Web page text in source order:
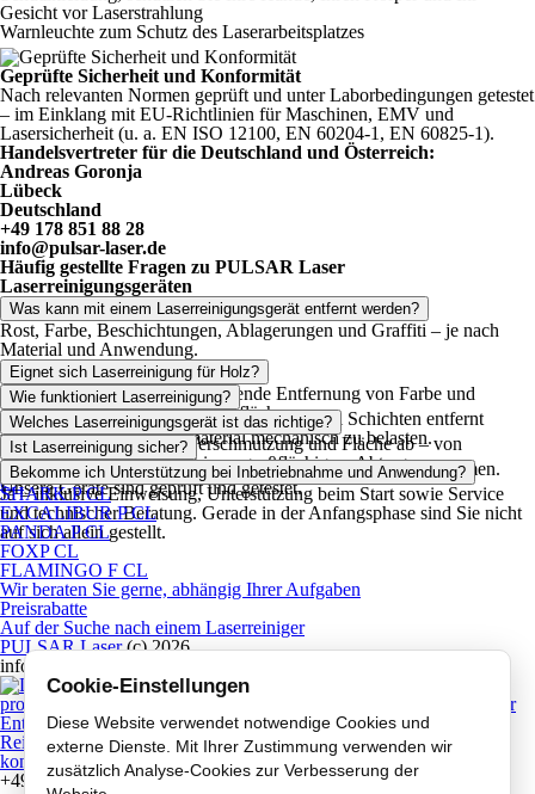
Gesicht vor Laserstrahlung
Warnleuchte zum Schutz des Laserarbeitsplatzes
Geprüfte Sicherheit und Konformität
Nach relevanten Normen geprüft und unter Laborbedingungen getestet
– im Einklang mit EU-Richtlinien für Maschinen, EMV und
Lasersicherheit (u. a. EN ISO 12100, EN 60204-1, EN 60825-1).
Handelsvertreter für die Deutschland und Österreich:
Andreas Goronja
Lübeck
Deutschland
+49 178 851 88 28
info@pulsar-laser.de
Häufig gestellte Fragen zu PULSAR Laser
Laserreinigungsgeräten
Was kann mit einem Laserreinigungsgerät entfernt werden?
Rost, Farbe, Beschichtungen, Ablagerungen und Graffiti – je nach
Material und Anwendung.
Eignet sich Laserreinigung für Holz?
Ja – insbesondere für die schonende Entfernung von Farbe und
Verschmutzungen auf Holzoberflächen.
Wie funktioniert Laserreinigung?
Die Oberfläche wird gezielt bearbeitet, wobei Schichten entfernt
werden, ohne das Grundmaterial mechanisch zu belasten.
Welches Laserreinigungsgerät ist das richtige?
Das hängt von Material, Verschmutzung und Fläche ab – von
einfachen Anwendungen bis zu großflächigem Abtrag.
👉
Ist Laserreinigung sicher?
Ja – bei korrekter Anwendung und geeigneten Schutzmaßnahmen.
Unsere Geräte sind geprüft und getestet.
Bekomme ich Unterstützung bei Inbetriebnahme und Anwendung?
Ja – inklusive Einweisung, Unterstützung beim Start sowie Service
und technischer Beratung. Gerade in der Anfangsphase sind Sie nicht
auf sich allein gestellt.
SHARK P CL
EXCALIBUR P CL
PANDA P CL
FOXP CL
FLAMINGO F CL
Wir beraten Sie gerne, abhängig Ihrer Aufgaben
Preisrabatte
Auf der Suche nach einem Laserreiniger
PULSAR Laser(c) 2026
info@pulsar-laser.de
+49 178 851 88 28
Cookie-Einstellungen
Diese Website verwendet notwendige Cookies und
externe Dienste. Mit Ihrer Zustimmung verwenden wir
zusätzlich Analyse-Cookies zur Verbesserung der